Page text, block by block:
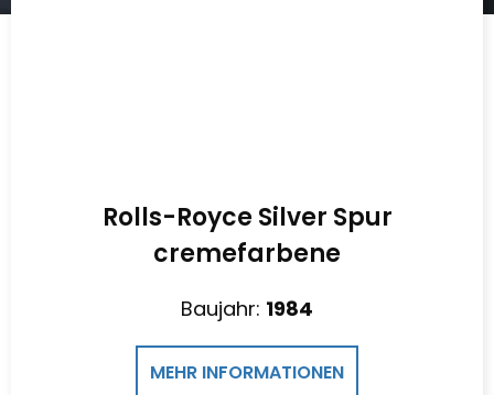
Rolls-Royce Silver Spur
cremefarbene
Baujahr: 1984
MEHR INFORMATIONEN